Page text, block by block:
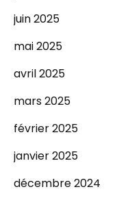
juin 2025
mai 2025
avril 2025
mars 2025
février 2025
janvier 2025
décembre 2024